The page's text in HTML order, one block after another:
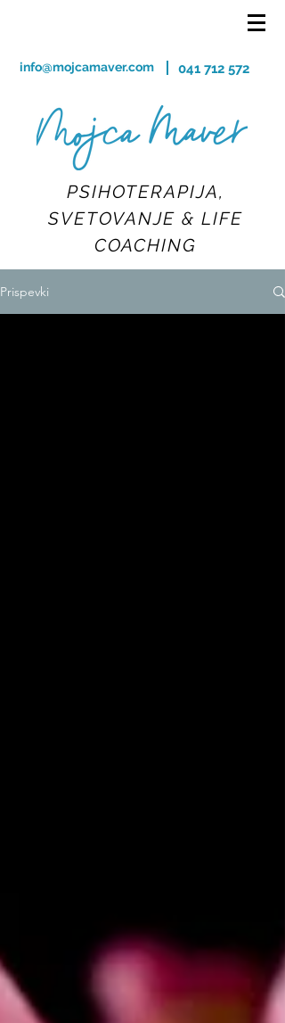
info@mojcamaver.com 041 712 572
PSIHOTERAPIJA,
SVETOVANJE & LIFE
COACHING
Prispevki